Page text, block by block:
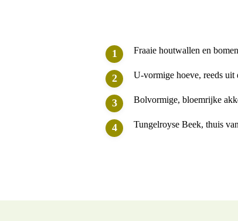
Fraaie houtwallen en
U-vormige hoeve, reeds uit
Bolvormige, bloemrijke
Tungelroyse Beek, thuis